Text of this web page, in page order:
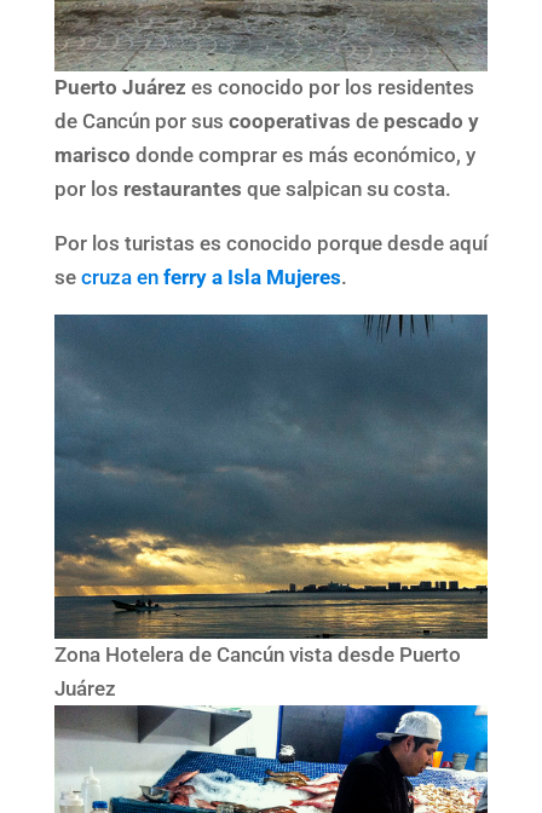
Puerto Juárez es conocido por los residentes
de Cancún por sus cooperativas de pescado y
marisco donde comprar es más económico, y
por los restaurantes que salpican su costa.
Por los turistas es conocido porque desde aquí
se cruza en ferry a Isla Mujeres.
Zona Hotelera de Cancún vista desde Puerto
Juárez